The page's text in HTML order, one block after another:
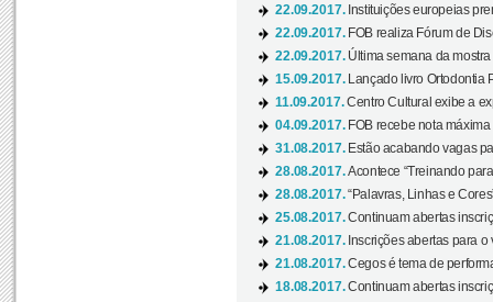
22.09.2017. Instituições europeias
22.09.2017. FOB realiza Fórum de
22.09.2017. Última semana da mostra
15.09.2017.
Lançado livro Ortodontia
11.09.2017.Centro Cultural exibe a
04.09.2017. FOB recebe nota
31.08.2017. Estão acabando vagas
28.08.2017.Acontece “Treinando
28.08.2017.“Palavras, Linhas e
25.08.2017.Continuam abertas
21.08.2017. Inscrições abertas para
21.08.2017.Cegos é tema de
18.08.2017.Continuam abertas